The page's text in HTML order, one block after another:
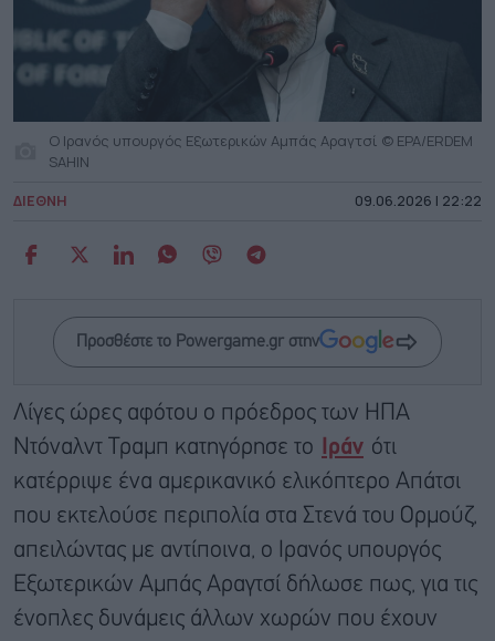
Ο Ιρανός υπουργός Εξωτερικών Αμπάς Αραγτσί © EPA/ERDEM
SAHIN
ΔΙΕΘΝΗ 09.06.2026 | 22:22
Προσθέστε το Powergame.gr στην
Λίγες ώρες αφότου ο πρόεδρος των ΗΠΑ
Ντόναλντ Τραμπ κατηγόρησε το
Ιράν ότι
κατέρριψε ένα αμερικανικό ελικόπτερο Aπάτσι
που εκτελούσε περιπολία στα Στενά του Ορμούζ,
απειλώντας με αντίποινα, ο Ιρανός υπουργός
Εξωτερικών Αμπάς Αραγτσί δήλωσε πως, για τις
ένοπλες δυνάμεις άλλων χωρών που έχουν